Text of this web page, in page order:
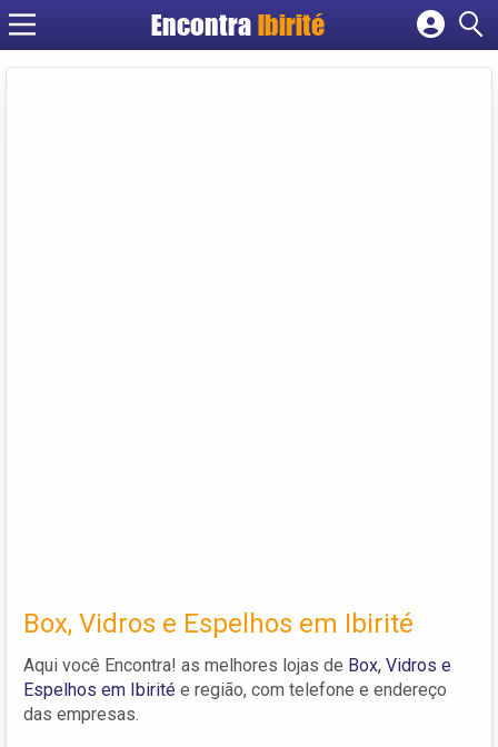
EncontraIbirité
Cadastrar empresa
Box, Vidros e Espelhos em Ibirité
Aqui você Encontra! as melhores lojas de Box, Vidros e
Espelhos em Ibirité e região, com telefone e endereço
das empresas.